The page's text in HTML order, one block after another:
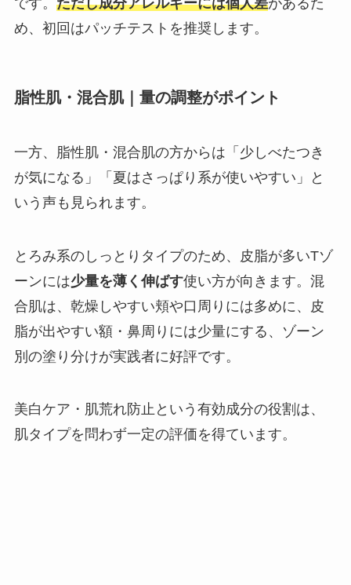
です。 ただし成分アレルギーには個人差があるた
め、初回はパッチテストを推奨します。
脂性肌・混合肌｜量の調整がポイント
一方、脂性肌・混合肌の方からは「少しべたつき
が気になる」「夏はさっぱり系が使いやすい」と
いう声も見られます。
とろみ系のしっとりタイプのため、皮脂が多いTゾ
ーンには少量を薄く伸ばす使い方が向きます。混
合肌は、乾燥しやすい頬や口周りには多めに、皮
脂が出やすい額・鼻周りには少量にする、ゾーン
別の塗り分けが実践者に好評です。
美白ケア・肌荒れ防止という有効成分の役割は、
肌タイプを問わず一定の評価を得ています。